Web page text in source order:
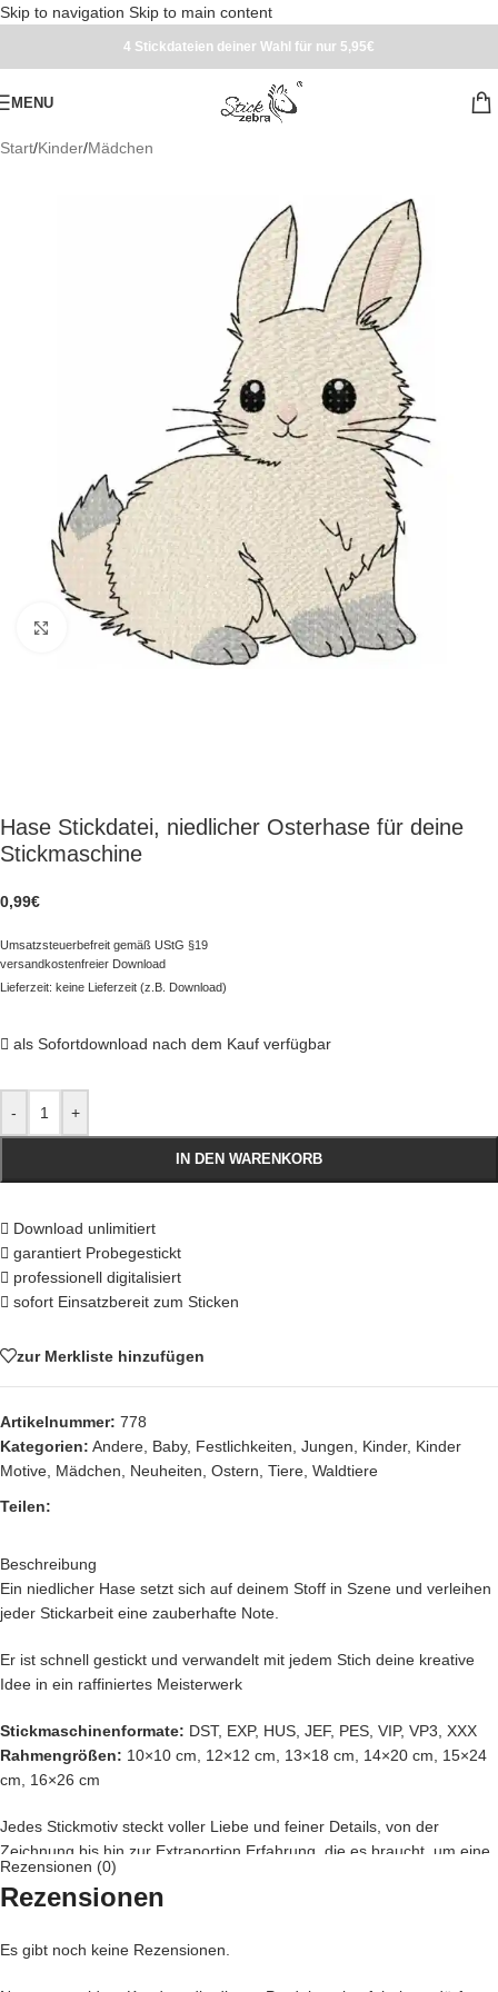
Skip to navigation Skip to main content
4 Stickdateien deiner Wahl für nur 5,95€
MENU
Start/Kinder/Mädchen
zum Vergrößern klicken
Hase Stickdatei, niedlicher Osterhase für deine
Stickmaschine
0,99€
Umsatzsteuerbefreit gemäß UStG §19
versandkostenfreier Download
Lieferzeit: keine Lieferzeit (z.B. Download)
als Sofortdownload nach dem Kauf verfügbar
- +
IN DEN WARENKORB
Download unlimitiert
garantiert Probegestickt
professionell digitalisiert
sofort Einsatzbereit zum Sticken
zur Merkliste hinzufügen
Artikelnummer: 778
Kategorien: Andere Baby, Festlichkeiten Jungen Kinder, Kinder
Motive Mädchen Neuheiten Ostern Tiere Waldtiere
Teilen:
Beschreibung
Ein niedlicher Hase setzt sich auf deinem Stoff in Szene und verleihen
jeder Stickarbeit eine zauberhafte Note.
Er ist schnell gestickt und verwandelt mit jedem Stich deine kreative
Idee in ein raffiniertes Meisterwerk
Stickmaschinenformate: DST, EXP, HUS, JEF, PES, VIP, VP3, XXX
Rahmengrößen: 10×10 cm, 12×12 cm, 13×18 cm, 14×20 cm, 15×24
cm, 16×26 cm
Jedes Stickmotiv steckt voller Liebe und feiner Details, von der
Zeichnung bis hin zur Extraportion Erfahrung, die es braucht, um eine
Stickdatei perfekt zu digitalisieren. Erst wenn sie dann den Probestick
gemeistert hat, darf sie zu dir wandern, denn dein Stickprojekt verdient
Rezensionen (0)
Rezensionen
Es gibt noch keine Rezensionen.